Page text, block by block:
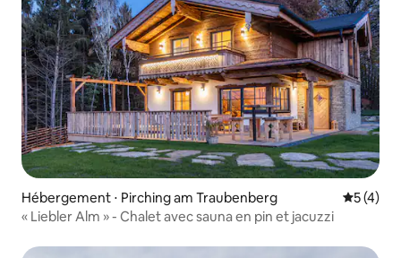
Hébergement ⋅ Pirching am Traubenberg
5 (4)
« Liebler Alm » - Chalet avec sauna en pin et jacuzzi